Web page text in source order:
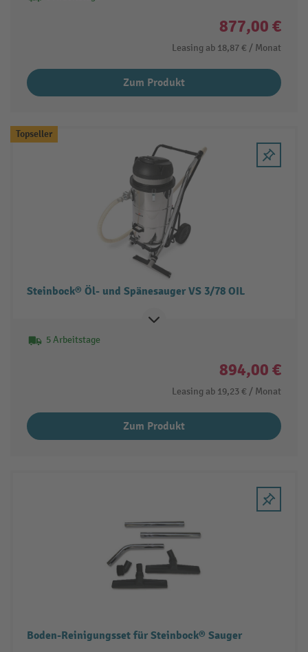
877,00 €
Leasing ab 18,87 € / Monat
Zum Produkt
Topseller
Steinbock® Öl- und Spänesauger VS 3/78 OIL
5 Arbeitstage
894,00 €
Leasing ab 19,23 € / Monat
Zum Produkt
Boden-Reinigungsset für Steinbock® Sauger